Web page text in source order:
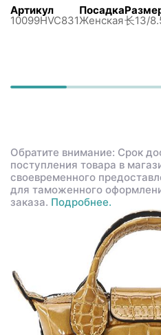
Артикул
10099HVC831
Посадка
Женская长13/
Обратите внимание: Срок
поступления товара в
своевременного
для таможенного
заказа. Подробнее.